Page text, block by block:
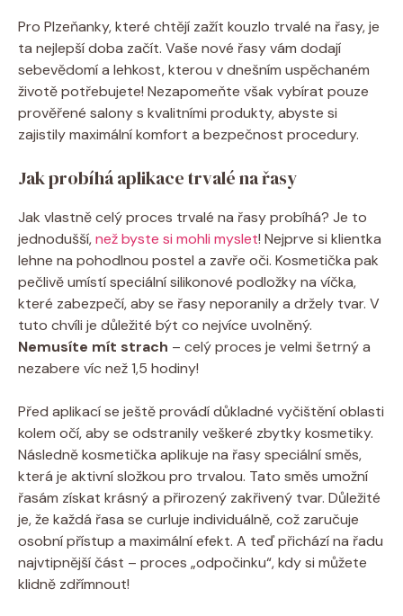
Pro Plzeňanky, které chtějí zažít kouzlo trvalé na řasy, je
ta nejlepší doba začít. Vaše nové řasy vám dodají
sebevědomí a lehkost, kterou v dnešním uspěchaném
životě potřebujete! Nezapomeňte však vybírat pouze
prověřené salony s kvalitními produkty, abyste si
zajistily maximální komfort a bezpečnost procedury.
Jak probíhá aplikace trvalé na řasy
Jak vlastně celý proces trvalé na řasy probíhá? Je to
jednodušší,než byste si mohli myslet! Nejprve si klientka
lehne na pohodlnou postel a zavře oči. Kosmetička pak
pečlivě umístí speciální silikonové podložky na víčka,
které zabezpečí, aby se řasy neporanily a držely tvar. V
tuto chvíli je důležité být co nejvíce uvolněný.
Nemusíte mít strach – celý proces je velmi šetrný a
nezabere víc než 1,5 hodiny!
Před aplikací se ještě provádí důkladné vyčištění oblasti
kolem očí, aby se odstranily veškeré zbytky kosmetiky.
Následně kosmetička aplikuje na řasy speciální směs,
která je aktivní složkou pro trvalou. Tato směs umožní
řasám získat krásný a přirozený zakřivený tvar. Důležité
je, že každá řasa se curluje individuálně, což zaručuje
osobní přístup a maximální efekt. A teď přichází na řadu
najvtipnější část – proces „odpočinku“, kdy si můžete
klidně zdřímnout!